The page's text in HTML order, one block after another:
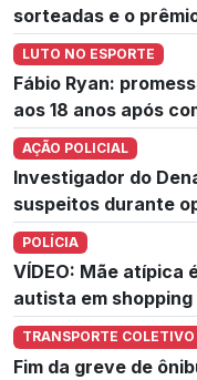
sorteadas e o
LUTO NO ESPORTE
Fábio Ryan:
aos 18 anos após
AÇÃO POLICIAL
Investigador do
suspeitos durante
POLÍCIA
VÍDEO: Mãe atípica
autista em
TRANSPORTE COLETIVO
Fim da greve de